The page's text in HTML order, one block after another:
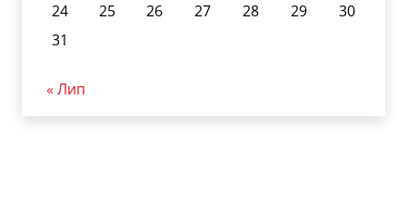
24
25 26 27 28 29
30
31
« Лип